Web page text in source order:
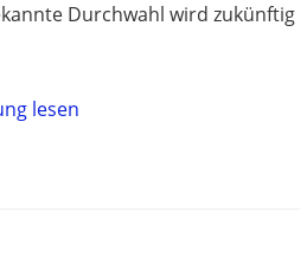
Durchwahl wird zukünftig
lesen